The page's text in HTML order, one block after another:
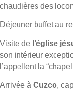
chaudières des
Déjeuner buffet au
Visite de l’église
son intérieur
l’appellent la
Arrivée à Cuzco,